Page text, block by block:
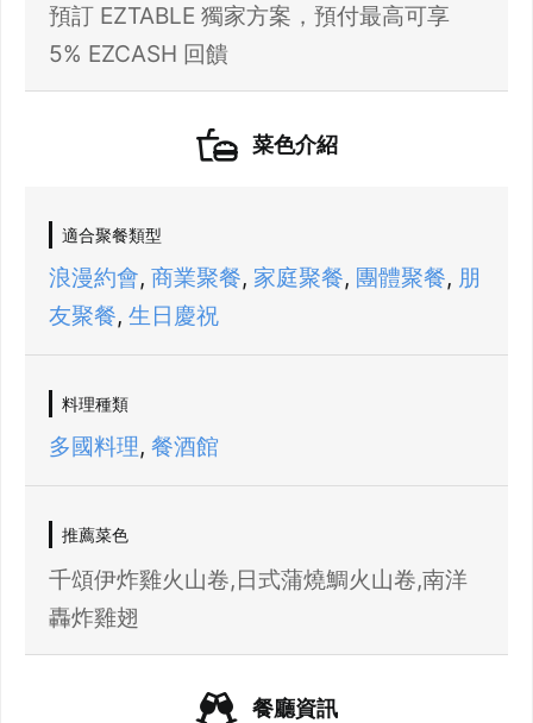
@eztable
預訂 EZTABLE 獨家方案，預付最高可享
5% EZCASH 回饋
菜色介紹
適合聚餐類型
浪漫約會, 商業聚餐, 家庭聚餐, 團體聚餐, 朋
友聚餐, 生日慶祝
料理種類
多國料理, 餐酒館
推薦菜色
千頌伊炸雞火山卷,日式蒲燒鯛火山卷,南洋
轟炸雞翅
餐廳資訊
確定要登出嗎？